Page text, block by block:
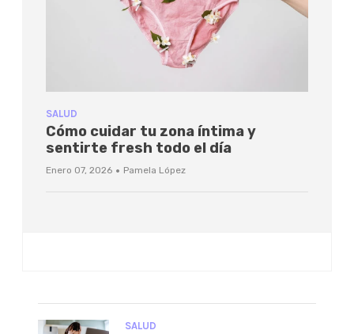
SALUD
Cómo cuidar tu zona íntima y
sentirte fresh todo el día
Enero 07, 2026 · Pamela López
SALUD